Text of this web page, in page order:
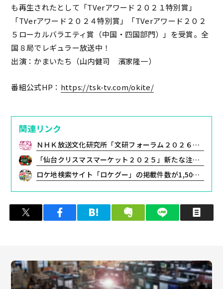
も再生されたとして「TVerアワード２０２１特別賞」
「TVerアワード２０２４特別賞」「TVerアワード２０２
５ローカルバラエティ賞（中国・四国部門）」を受賞。全
国８局でレギュラー放送中！
出演：かまいたち（山内健司 濱家隆一）
番組公式HP： https://tsk-tv.com/okite/
関連リンク
ＮＨＫ放送文化研究所「文研フォーラム２０２６」６／９（火）・１０（水）開催！
「仙台クリスマスマーケット２０２５」新たな注目スポットが続々登場！
ロケ地検索サイト「ロケグー」の掲載件数が1,500件を突破！問い合わせ数は前年比660％と急拡大、あらゆる映像制作のインフラへ
ツイート シェア はてブ クリップ LINEで送る